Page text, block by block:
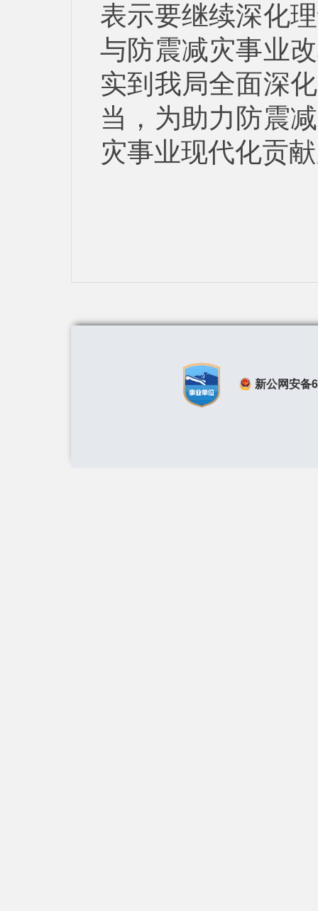
表示要继续深化
与防震减灾事业
实到我局全面深
当，为助力防震
灾事业现代化贡
新公网安备